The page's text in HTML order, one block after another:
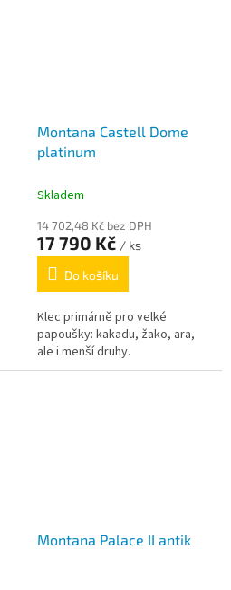
Montana Castell Dome
platinum
Skladem
14 702,48 Kč bez DPH
17 790 Kč / ks
Do košíku
Klec primárně pro velké
papoušky: kakadu, žako, ara,
ale i menší druhy.
Montana Palace II antik